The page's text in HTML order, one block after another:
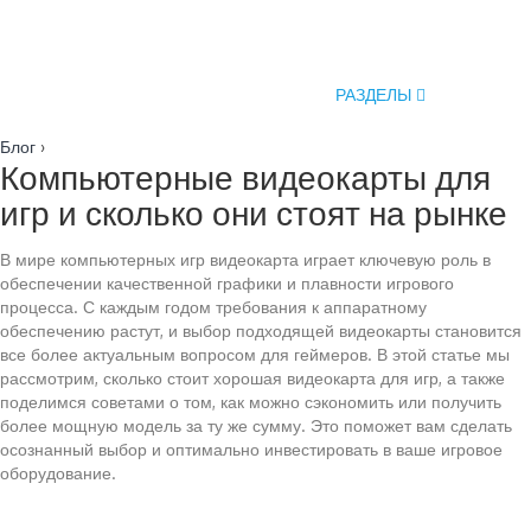
РАЗДЕЛЫ
Блог ›
Компьютерные видеокарты для
игр и сколько они стоят на рынке
В мире компьютерных игр видеокарта играет ключевую роль в
обеспечении качественной графики и плавности игрового
процесса. С каждым годом требования к аппаратному
обеспечению растут, и выбор подходящей видеокарты становится
все более актуальным вопросом для геймеров. В этой статье мы
рассмотрим, сколько стоит хорошая видеокарта для игр, а также
поделимся советами о том, как можно сэкономить или получить
более мощную модель за ту же сумму. Это поможет вам сделать
осознанный выбор и оптимально инвестировать в ваше игровое
оборудование.